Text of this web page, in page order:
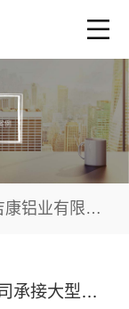
铝业有限公司
嘉兴吉康铝业有限公司承接大型工程铝材供应